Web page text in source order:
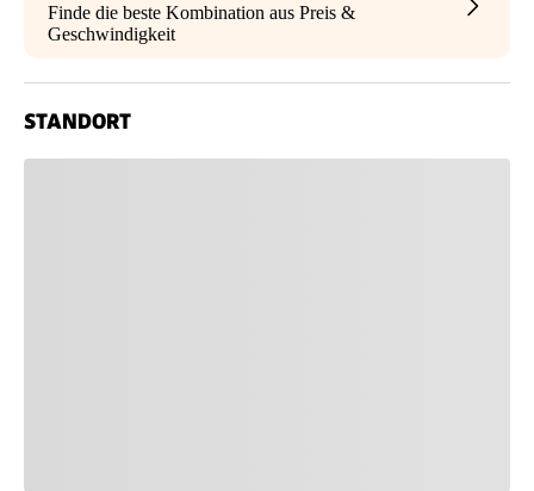
Finde die beste Kombination aus Preis &
Geschwindigkeit
STANDORT